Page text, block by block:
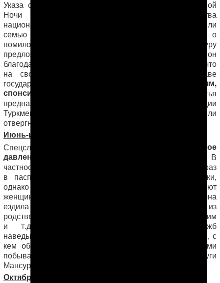
Указа о помиловании заключенных в честь священной
Ночи благодарения, сотрудники Министерства
национальной безопасности несколько раз просили
семью Мансура Мингелова написать прошение о
помиловании на имя президента. Самому же Мансуру
предложили
, в которой он
благодарит президента за милость и справедливость, что
на свободе он оказался именно благодаря главе
государства, а не
«международным организациям,
спонсируемым враждебными странами».
Статья
предназначалась для средств массовой информации
Туркменистана. Все эти предложения Мансуром были
отвергнуты.
Июнь-июль 2014 года
Спецслужбы продолжают оказывать
беспрецедентное
давление
на членов семьи Мансура Мингелова. В
частности, жену Мансура вновь вызывают, но на сей раз
в паспортный стол, якобы для уточнения прописки,
однако в действительности двое мужчин устраивают
женщине самый
: сколько раз она
ездила навещать Мансура в колонии, кто из
родственников и друзей особенно плотно общается с ним
и т.д. Помимо этого, сотрудники спецслужб
наведываются к соседям Мингеловых и интересуются, с
кем общается жена Мансура. С подобными визитами
побывали эти люди и у дальних родственников супруги
Мансура.
Октябрь 2014 года